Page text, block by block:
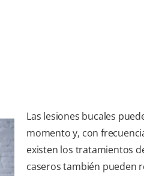
Las lesiones bucales
momento y, con
existen los tratamientos
caseros también pueden